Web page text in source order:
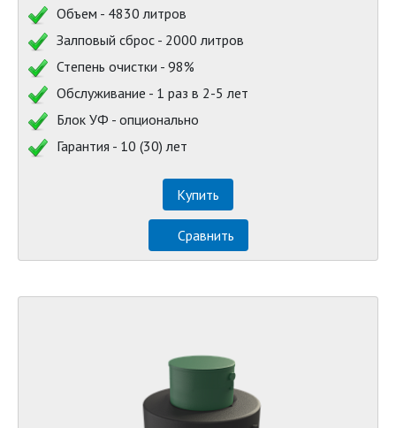
Объем - 4830 литров
Залповый сброс - 2000 литров
Степень очистки - 98%
Обслуживание - 1 раз в 2-5 лет
Блок УФ - опционально
Гарантия - 10 (30) лет
Купить
Сравнить